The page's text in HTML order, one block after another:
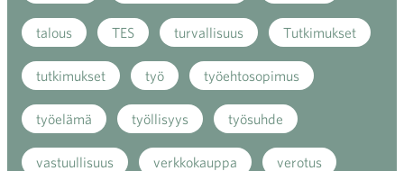
talous TES turvallisuus Tutkimukset
tutkimukset työ työehtosopimus
työelämä työllisyys työsuhde
vastuullisuus verkkokauppa verotus